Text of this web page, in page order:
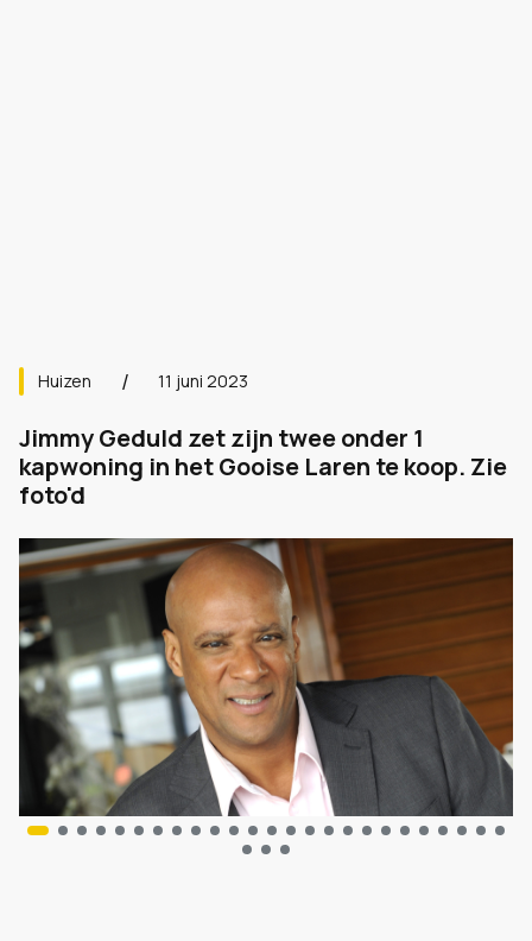
Huizen 11 juni 2023
Jimmy Geduld zet zijn twee onder 1
kapwoning in het Gooise Laren te koop. Zie
foto'd